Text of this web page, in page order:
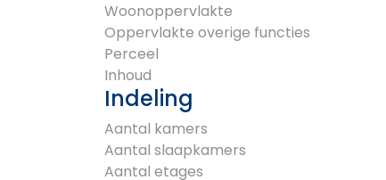
Woonoppervlakte
Oppervlakte overige functies
Perceel
Inhoud
Indeling
Aantal kamers
Aantal slaapkamers
Aantal etages